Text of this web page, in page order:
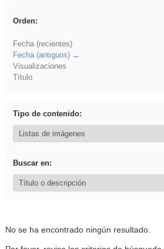
Orden:
Fecha (recientes)
Fecha (antiguos)
Visualizaciones
Título
Tipo de contenido:
Buscar en:
No se ha encontrado ningún resultado.